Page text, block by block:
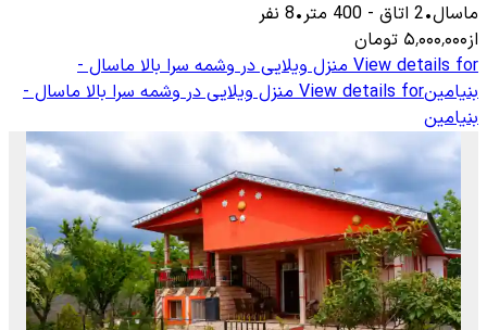
ماسال•
2 اتاق -
400 متر•
8 نفر
از۵٬۰۰۰٬۰۰۰ تومان
View details for منزل ویلایی در وشمه سرا بالا ماسال -
بنیامینView details for منزل ویلایی در وشمه سرا بالا ماسال -
بنیامین